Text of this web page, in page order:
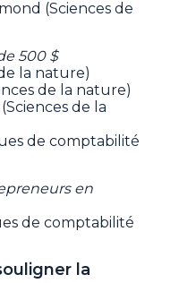
(Sciences de
500 $
la nature)
de la nature)
de la
de comptabilité
en
de comptabilité
la